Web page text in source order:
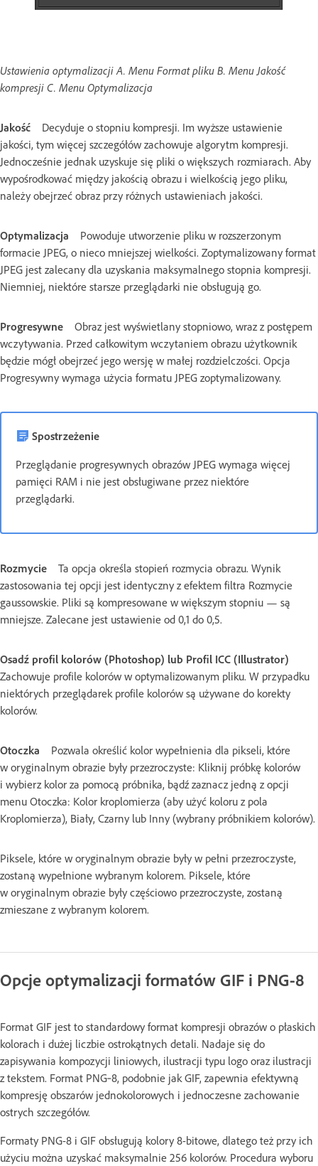
Ustawienia optymalizacji A. Menu Format pliku B. Menu Jakość
kompresji C. Menu Optymalizacja
Jakość
Decyduje o stopniu kompresji. Im wyższe ustawienie
jakości, tym więcej szczegółów zachowuje algorytm kompresji.
Jednocześnie jednak uzyskuje się pliki o większych rozmiarach. Aby
wypośrodkować między jakością obrazu i wielkością jego pliku,
należy obejrzeć obraz przy różnych ustawieniach jakości.
Optymalizacja
Powoduje utworzenie pliku w rozszerzonym
formacie JPEG, o nieco mniejszej wielkości. Zoptymalizowany format
JPEG jest zalecany dla uzyskania maksymalnego stopnia kompresji.
Niemniej, niektóre starsze przeglądarki nie obsługują go.
Progresywne
Obraz jest wyświetlany stopniowo, wraz z postępem
wczytywania. Przed całkowitym wczytaniem obrazu użytkownik
będzie mógł obejrzeć jego wersję w małej rozdzielczości. Opcja
Progresywny wymaga użycia formatu JPEG zoptymalizowany.
Spostrzeżenie
Przeglądanie progresywnych obrazów JPEG wymaga więcej
pamięci RAM i nie jest obsługiwane przez niektóre
przeglądarki.
Rozmycie
Ta opcja określa stopień rozmycia obrazu. Wynik
zastosowania tej opcji jest identyczny z efektem filtra Rozmycie
gaussowskie. Pliki są kompresowane w większym stopniu — są
mniejsze. Zalecane jest ustawienie od 0,1 do 0,5.
Osadź profil kolorów (Photoshop) lub Profil ICC (Illustrator)
Zachowuje profile kolorów w optymalizowanym pliku. W przypadku
niektórych przeglądarek profile kolorów są używane do korekty
kolorów.
Otoczka
Pozwala określić kolor wypełnienia dla pikseli, które
w oryginalnym obrazie były przezroczyste: Kliknij próbkę kolorów
i wybierz kolor za pomocą próbnika, bądź zaznacz jedną z opcji
menu Otoczka: Kolor kroplomierza (aby użyć koloru z pola
Kroplomierza), Biały, Czarny lub Inny (wybrany próbnikiem kolorów).
Piksele, które w oryginalnym obrazie były w pełni przezroczyste,
zostaną wypełnione wybranym kolorem. Piksele, które
w oryginalnym obrazie były częściowo przezroczyste, zostaną
zmieszane z wybranym kolorem.
Opcje optymalizacji formatów GIF i PNG-8
Format GIF jest to standardowy format kompresji obrazów o płaskich
kolorach i dużej liczbie ostrokątnych detali. Nadaje się do
zapisywania kompozycji liniowych, ilustracji typu logo oraz ilustracji
z tekstem. Format PNG‑8, podobnie jak GIF, zapewnia efektywną
kompresję obszarów jednokolorowych i jednoczesne zachowanie
ostrych szczegółów.
Formaty PNG-8 i GIF obsługują kolory 8-bitowe, dlatego też przy ich
użyciu można uzyskać maksymalnie 256 kolorów. Procedura wyboru